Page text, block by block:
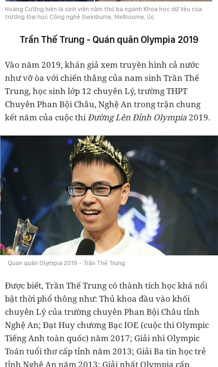
Hoàng Cường hiện là sinh viên năm thứ ba ngành Khoa học dữ liệu của
trường Đại học Công nghệ Swinburne, Melbourne, Úc
Trần Thế Trung - Quán quân Olympia 2019
Vào năm 2019, khán giả xem truyền hình cả nước
như vỡ òa với chiến thắng của nam sinh Trần Thế
Trung, học sinh lớp 12 chuyên Lý, trường THPT
Chuyên Phan Bội Châu, Nghệ An trong trận chung
kết năm của cuộc thiĐường Lên Đỉnh Olympia2019.
Quán quân Olympia 2019 - Trần Thế Trung
Được biết, Trần Thế Trung có thành tích học khá nổi
bật thời phổ thông như: Thủ khoa đầu vào khối
chuyên Lý của trường chuyên Phan Bội Châu tỉnh
Nghệ An; Đạt Huy chương Bạc IOE (cuộc thi Olympic
Tiếng Anh toàn quốc) năm 2017; Giải nhì Olympic
Toán tuổi thơ cấp tỉnh năm 2013; Giải Ba tin học trẻ
tỉnh Nghệ An năm 2013; Giải nhất Olympia cấp